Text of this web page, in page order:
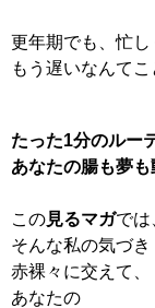
更年期でも、忙し
もう遅いなんてこ
たった1分のルー
あなたの腸も夢
この見るマガでは
そんな私の気づ
赤裸々に交えて、
あなたの